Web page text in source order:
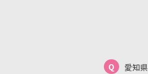
Q 愛知